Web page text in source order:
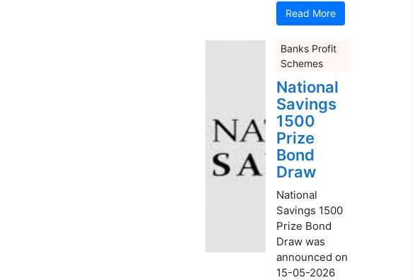
Read More
Banks Profit
Schemes
National
Savings
1500
Prize
Bond
Draw
National
Savings 1500
Prize Bond
Draw was
announced on
15-05-2026